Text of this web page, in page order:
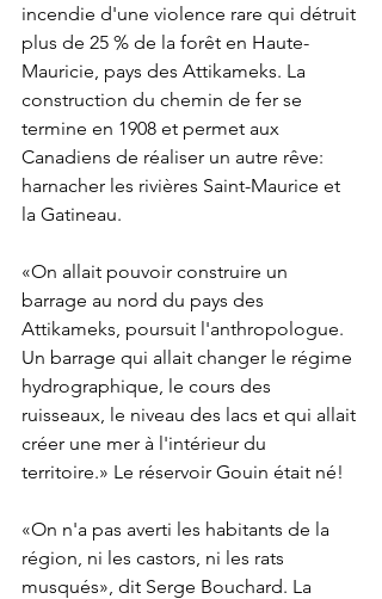
incendie d'une violence rare qui détruit
plus de 25 % de la forêt en Haute-
Mauricie, pays des Attikameks. La
construction du chemin de fer se
termine en 1908 et permet aux
Canadiens de réaliser un autre rêve:
harnacher les rivières Saint-Maurice et
la Gatineau.
«On allait pouvoir construire un
barrage au nord du pays des
Attikameks, poursuit l'anthropologue.
Un barrage qui allait changer le régime
hydrographique, le cours des
ruisseaux, le niveau des lacs et qui allait
créer une mer à l'intérieur du
territoire.» Le réservoir Gouin était né!
«On n'a pas averti les habitants de la
région, ni les castors, ni les rats
musqués», dit Serge Bouchard. La